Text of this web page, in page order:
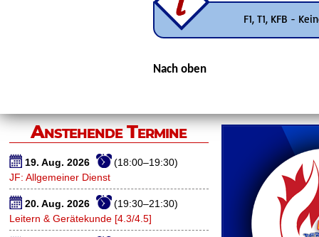
F1, T1, KFB -
Nach oben
Anstehende Termine
19. Aug. 2026
(18:00–19:30)
JF: Allgemeiner Dienst
20. Aug. 2026
(19:30–21:30)
Leitern & Gerätekunde [4.3/4.5]